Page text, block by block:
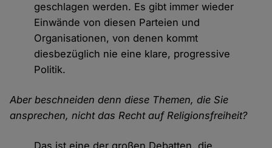
geschlagen werden. Es gibt immer wieder
Einwände von diesen Parteien und
Organisationen, von denen kommt
diesbezüglich nie eine klare, progressive
Politik.
Aber beschneiden denn diese Themen, die Sie
ansprechen, nicht das Recht auf Religionsfreiheit?